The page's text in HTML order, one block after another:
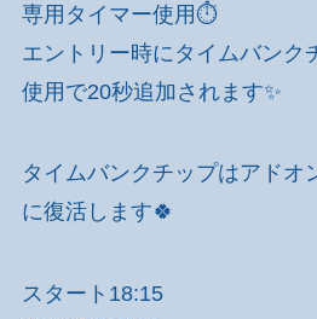
専用タイマー使用⏱
エントリー時にタイムバンク
使用で20秒追加されます✨
タイムバンクチップはアドオ
に復活します🍀
スタート18:15